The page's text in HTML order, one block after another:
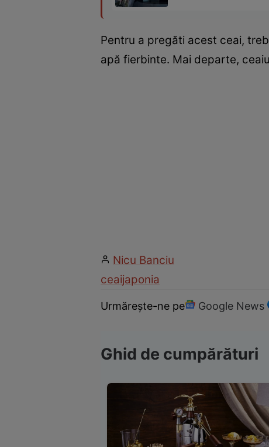
Pentru a pregăti acest ceai,
apă fierbinte. Mai departe,
Nicu Banciu
ceaijaponia
Urmărește-ne pe Google News
Ghid de cumpărături